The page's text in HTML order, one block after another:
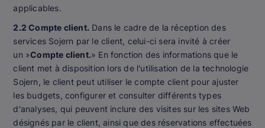
applicables.
2.2 Compte client. Dans le cadre de la réception des
services Sojern par le client, celui-ci sera invité à créer
un »Compte client.» En fonction des informations que le
client met à disposition lors de l'utilisation de la technologie
Sojern, le client peut utiliser le compte client pour ajuster
les budgets, configurer et consulter différents types
d'analyses, qui peuvent inclure des visites sur les sites Web
désignés par le client, ainsi que des réservations effectuées